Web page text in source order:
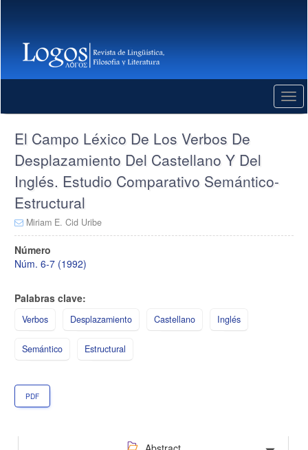
contenido
Principal
Contenido
principal
Barra
lateral
El Campo Léxico De Los Verbos De
Desplazamiento Del Castellano Y Del
Inglés. Estudio Comparativo Semántico-
Estructural
Miriam E. Cid Uribe
Barra
lateral
artículo
Número
Núm. 6-7 (1992)
Palabras clave:
Verbos Desplazamiento Castellano Inglés
Semántico Estructural
PDF